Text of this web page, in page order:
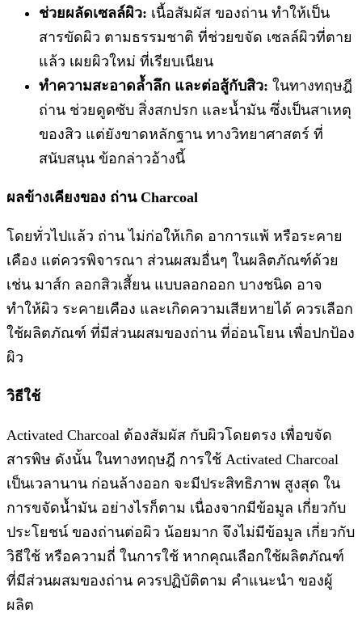
ช่วยผลัดเซลล์ผิว: เนื้อสัมผัส ของถ่าน ทำให้เป็น
สารขัดผิว ตามธรรมชาติ ที่ช่วยขจัด เซลล์ผิวที่ตาย
แล้ว เผยผิวใหม่ ที่เรียบเนียน
ทำความสะอาดล้ำลึก และต่อสู้กับสิว: ในทางทฤษฎี
ถ่าน ช่วยดูดซับ สิ่งสกปรก และน้ำมัน ซึ่งเป็นสาเหตุ
ของสิว แต่ยังขาดหลักฐาน ทางวิทยาศาสตร์ ที่
สนับสนุน ข้อกล่าวอ้างนี้
ผลข้างเคียงของ ถ่าน Charcoal
โดยทั่วไปแล้ว ถ่าน ไม่ก่อให้เกิด อาการแพ้ หรือระคาย
เคือง แต่ควรพิจารณา ส่วนผสมอื่นๆ ในผลิตภัณฑ์ด้วย
เช่น มาส์ก ลอกสิวเสี้ยน แบบลอกออก บางชนิด อาจ
ทำให้ผิว ระคายเคือง และเกิดความเสียหายได้ ควรเลือก
ใช้ผลิตภัณฑ์ ที่มีส่วนผสมของถ่าน ที่อ่อนโยน เพื่อปกป้อง
ผิว
วิธีใช้
Activated Charcoal ต้องสัมผัส กับผิวโดยตรง เพื่อขจัด
สารพิษ ดังนั้น ในทางทฤษฎี การใช้ Activated Charcoal
เป็นเวลานาน ก่อนล้างออก จะมีประสิทธิภาพ สูงสุด ใน
การขจัดน้ำมัน อย่างไรก็ตาม เนื่องจากมีข้อมูล เกี่ยวกับ
ประโยชน์ ของถ่านต่อผิว น้อยมาก จึงไม่มีข้อมูล เกี่ยวกับ
วิธีใช้ หรือความถี่ ในการใช้ หากคุณเลือกใช้ผลิตภัณฑ์
ที่มีส่วนผสมของถ่าน ควรปฏิบัติตาม คำแนะนำ ของผู้
ผลิต